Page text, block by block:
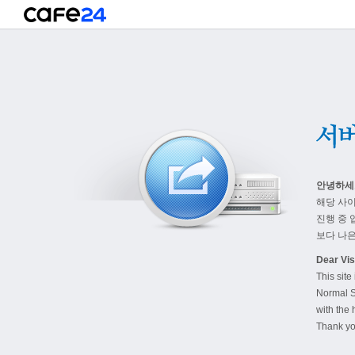
안녕하
해당 사
진행 중
보다 나
Dear
This site
Normal
with the
Thank